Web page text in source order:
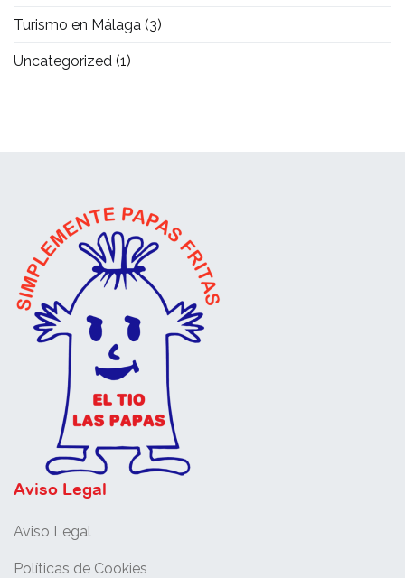
Turismo en Málaga (3)
Uncategorized (1)
Aviso Legal
Aviso Legal
Políticas de Cookies